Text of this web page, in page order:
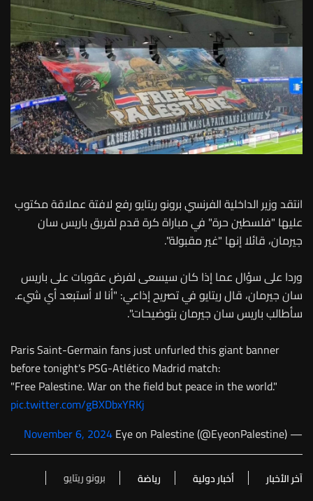
انتقد وزير الداخلية الفرنسي برونو ريتايو رفع لافتة عملاقة مكتوب
عليها "فلسطين حرة" في مباراة كرة قدم لفريق باريس سان
جيرمان، قائلا إنها "غير مقبولة".
وردا على سؤال عما إذا كان سيسعى لفرض عقوبات على باريس
سان جيرمان، قال ريتايو في تصريح إذاعي: "أنا لا أستبعد أي شيء.
سأطالب باريس سان جيرمان بتوضيحات".
Paris Saint-Germain fans just unfurled this giant banner
before tonight's PSG-Atlético Madrid match:
"Free Palestine. War on the field but peace in the world."
pic.twitter.com/gBXDbxYRKj
— Eye on Palestine (@EyeonPalestine)
November 6, 2024
آخر الأخبار أخبار دولية رياضة
برونو ريتايو